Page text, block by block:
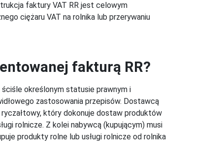
faktury VAT RR jest celowym
ciężaru VAT na rolnika lub przerywaniu
fakturą RR?
określonym statusie prawnym i
zastosowania przepisów. Dostawcą
który dokonuje dostaw produktów
rolnicze. Z kolei nabywcą (kupującym) musi
produkty rolne lub usługi rolnicze od rolnika